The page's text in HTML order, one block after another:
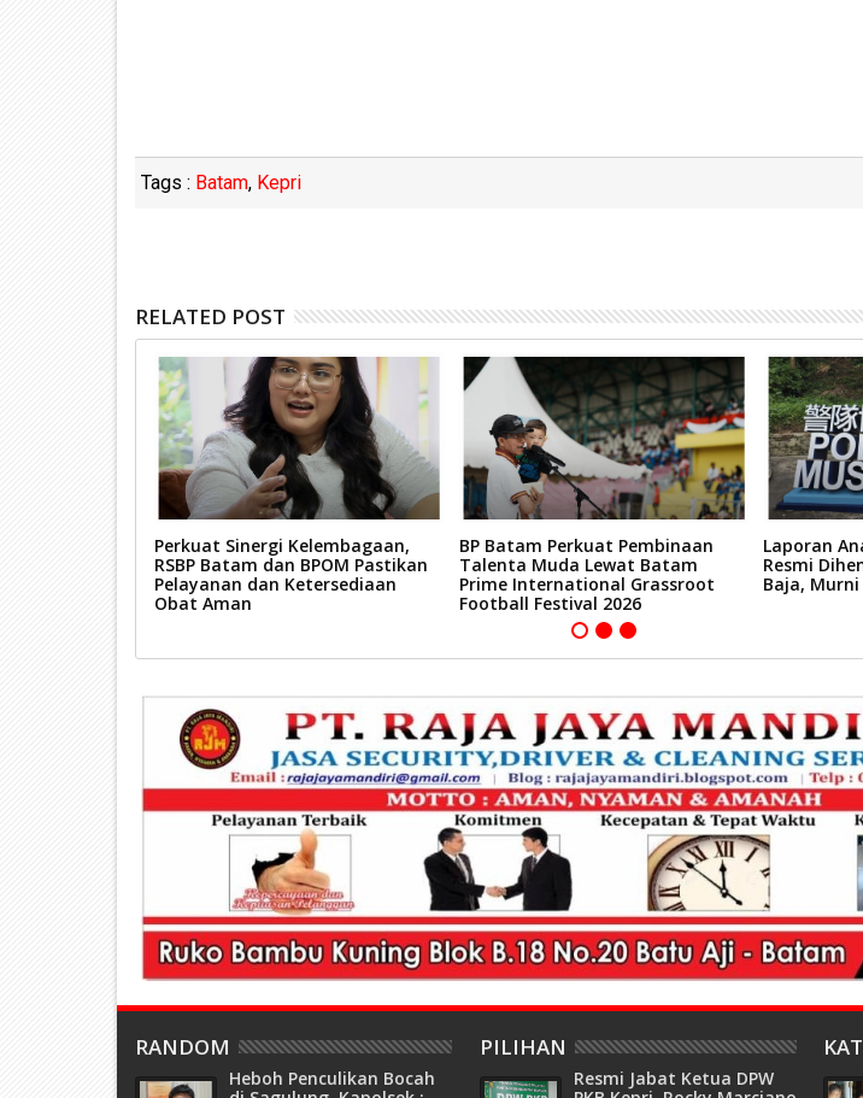
Tags : Batam, Kepri
RELATED POST
Perkuat Sinergi Kelembagaan,
RSBP Batam dan BPOM Pastikan
Pelayanan dan Ketersediaan
Obat Aman
BP Batam Perkuat Pembinaan
Talenta Muda Lewat Batam
Prime International Grassroot
Football Festival 2026
Laporan
Resmi
Baja,
RANDOM
Heboh Penculikan Bocah
PILIHAN
Resmi Jabat Ketua DPW